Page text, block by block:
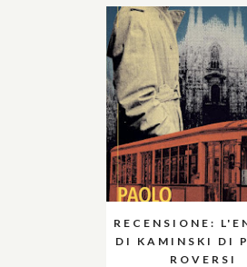
RECENSIONE:
DI KAMINSKI DI
ROVERSI